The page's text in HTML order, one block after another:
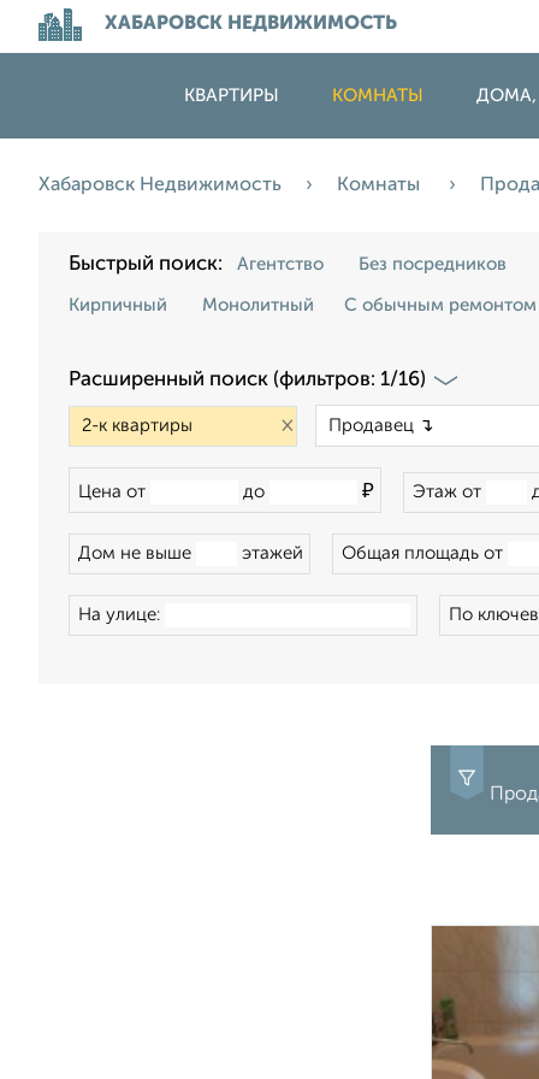
ХАБАРОВСК НЕДВИЖИМОСТЬ
КВАРТИРЫ КОМНАТЫ ДОМА,
Хабаровск Недвижимость Комнаты
Быстрый поиск: Агентство Без посредников
Кирпичный Монолитный С обычным ремонтом
Расширенный поиск (фильтров: 1/16)
×
Цена от до ₽ Этаж от
Дом не выше этажей Общая площадь от
На улице: По